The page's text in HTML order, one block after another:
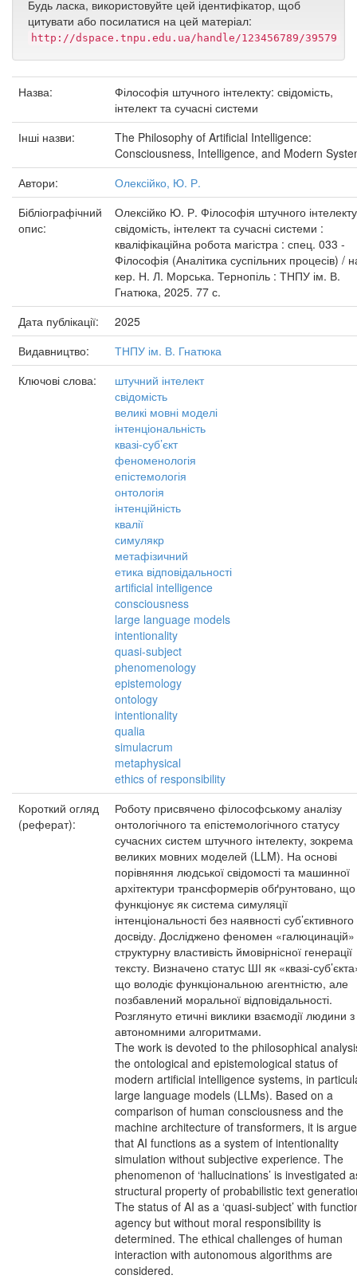
Будь ласка, використовуйте цей ідентифікатор, щоб
цитувати або посилатися на цей матеріал:
http://dspace.tnpu.edu.ua/handle/123456789/39579
Назва:
Філософія штучного інтелекту: свідомість,
інтелект та сучасні системи
Інші назви:
The Philosophy of Artificial Intelligence:
Consciousness, Intelligence, and Modern
Автори:
Олексійко, Ю. Р.
Бібліографічний
опис:
Олексійко Ю. Р. Філософія штучного
свідомість, інтелект та сучасні системи :
кваліфікаційна робота магістра : спец. 033 -
Філософія (Аналітика суспільних процесів) /
кер. Н. Л. Морська. Тернопіль : ТНПУ ім. В.
Гнатюка, 2025. 77 с.
Дата публікації:
2025
Видавництво:
ТНПУ ім. В. Гнатюка
Ключові слова:
штучний інтелект
свідомість
великі мовні моделі
інтенціональність
квазі-суб’єкт
феноменологія
епістемологія
онтологія
інтенційність
квалії
симулякр
метафізичний
етика відповідальності
artificial intelligence
consciousness
large language models
intentionality
quasi-subject
phenomenology
epistemology
ontology
intentionality
qualia
simulacrum
metaphysical
ethics of responsibility
Короткий огляд
(реферат):
Роботу присвячено філософському аналізу
онтологічного та епістемологічного статусу
сучасних систем штучного інтелекту, зокрема
великих мовних моделей (LLM). На основі
порівняння людської свідомості та машинної
архітектури трансформерів обґрунтовано,
функціонує як система симуляції
інтенціональності без наявності суб’єктивного
досвіду. Досліджено феномен «галюцинацій»
структурну властивість ймовірнісної генерації
тексту. Визначено статус ШІ як «квазі-
що володіє функціональною агентністю, але
позбавлений моральної відповідальності.
Розглянуто етичні виклики взаємодії людини з
автономними алгоритмами.
The work is devoted to the philosophical
the ontological and epistemological status of
modern artificial intelligence systems, in
large language models (LLMs). Based on a
comparison of human consciousness and the
machine architecture of transformers, it is
that AI functions as a system of intentionality
simulation without subjective experience. The
phenomenon of ‘hallucinations’ is investigated
structural property of probabilistic text
The status of AI as a ‘quasi-subject’ with
agency but without moral responsibility is
determined. The ethical challenges of human
interaction with autonomous algorithms are
considered.